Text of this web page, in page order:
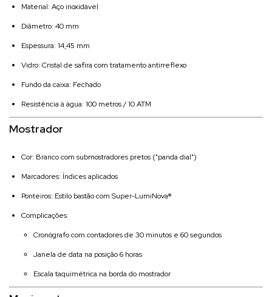
Material: Aço inoxidável
Diâmetro: 40 mm
Espessura: 14,45 mm
Vidro: Cristal de safira com tratamento antirreflexo
Fundo da caixa: Fechado
Resistência à água: 100 metros / 10 ATM
Mostrador
Cor: Branco com submostradores pretos ("panda dial")
Marcadores: Índices aplicados
Ponteiros: Estilo bastão com Super-LumiNova®
Complicações:
Cronógrafo com contadores de 30 minutos e 60 segundos
Janela de data na posição 6 horas
Escala taquimétrica na borda do mostrador